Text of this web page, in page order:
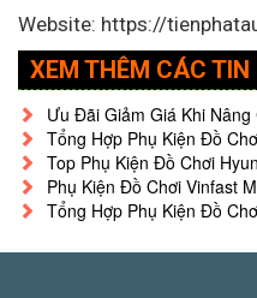
Website: https://
XEM THÊM CÁC TIN
Ưu Đãi Giảm Giá Khi
Tổng Hợp Phụ Kiện Đồ
Top Phụ Kiện Đồ Chơi
Phụ Kiện Đồ Chơi Vinfast
Tổng Hợp Phụ Kiện Đồ